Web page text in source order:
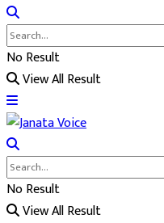
No Result
View All Result
No Result
View All Result